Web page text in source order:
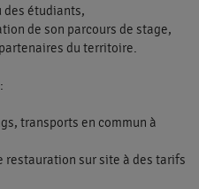
des étudiants,
de son parcours de stage,
du territoire.
transports en commun à
restauration sur site à des tarifs